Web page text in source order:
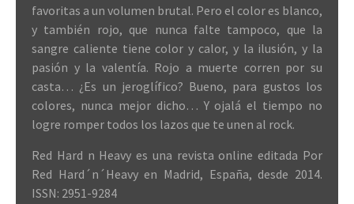
favoritas a un volumen brutal. Pero el color es blanco,
y también rojo, que nunca falte tampoco, que la
sangre caliente tiene color y calor, y la ilusión, y la
pasión y la valentía. Rojo a muerte corren por su
casta… ¿Es un jeroglífico? Bueno, para gustos los
colores, nunca mejor dicho… Y ojalá el tiempo no
logre romper todos los lazos que te unen al rock.
Red Hard n Heavy es una revista online editada Por
Red Hard´n´Heavy en Madrid, España, desde 2014.
ISSN: 2951-9284